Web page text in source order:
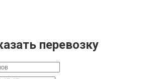
перевозку